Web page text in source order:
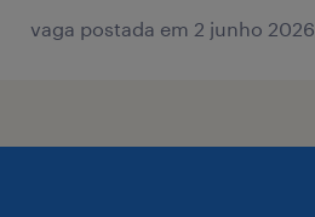
vaga postada em 2 junho 2026